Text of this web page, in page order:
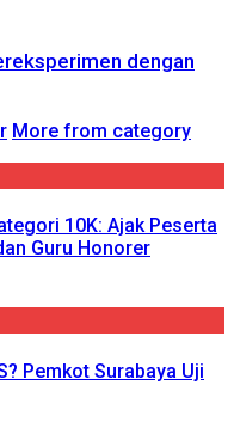
dengan
More from category
10K: Ajak Peserta
Guru Honorer
Pemkot Surabaya Uji